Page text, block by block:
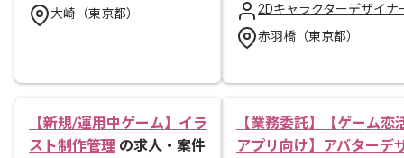
大崎（東京都）
2Dキャラクターデザイナ
赤羽橋（東京都）
【新規/運用中ゲーム】イラ
スト制作管理 の求人・案件
【業務委託】【ゲーム恋
アプリ向け】アバターデ